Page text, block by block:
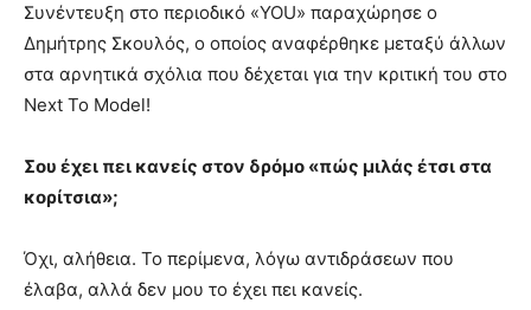
Συνέντευξη στο περιοδικό «YOU» παραχώρησε ο
Δημήτρης Σκουλός, ο οποίος αναφέρθηκε μεταξύ άλλων
στα αρνητικά σχόλια που δέχεται για την κριτική του στο
Next To Model!
Σου έχει πει κανείς στον δρόμο «πώς μιλάς έτσι στα
κορίτσια»;
Όχι, αλήθεια. Το περίμενα, λόγω αντιδράσεων που
έλαβα, αλλά δεν μου το έχει πει κανείς.